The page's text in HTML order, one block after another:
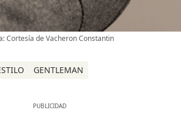
Cortesía de Vacheron Constantin
GENTLEMAN